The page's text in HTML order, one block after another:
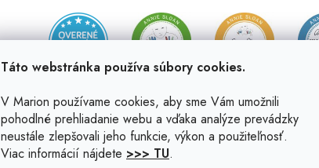
Táto webstránka používa súbory cookies.
V Marion používame cookies, aby sme Vám umožnili
pohodlné prehliadanie webu a vďaka analýze prevádzky
neustále zlepšovali jeho funkcie, výkon a použiteľnosť.
Viac informácií nájdete >>> TU.